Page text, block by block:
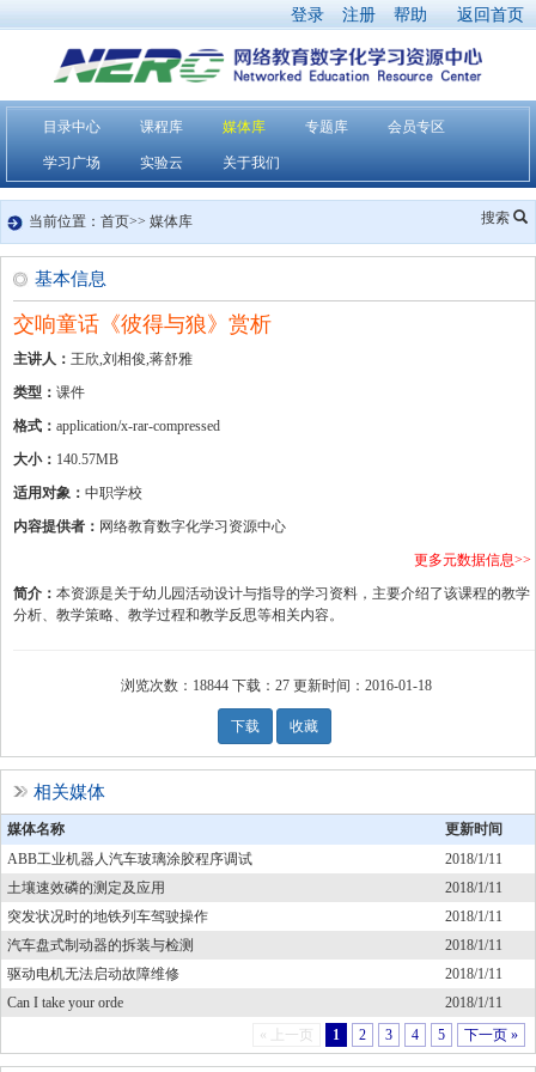
登录 注册 帮助 返回首页
目录中心 课程库 媒体库 专题库 会员专区
学习广场 实验云 关于我们
当前位置：首页>> 媒体库 搜索
基本信息
交响童话《彼得与狼》赏析
主讲人： 王欣,刘相俊,蒋舒雅
类型： 课件
格式： application/x-rar-compressed
大小： 140.57MB
适用对象： 中职学校
内容提供者： 网络教育数字化学习资源中心
更多元数据信息>>
简介： 本资源是关于幼儿园活动设计与指导的学习资料，主要介绍了该课程的教学
分析、教学策略、教学过程和教学反思等相关内容。
浏览次数： 18844下载： 27更新时间： 2016-01-18
下载 收藏
相关媒体
媒体名称
更新时间
ABB工业机器人汽车玻璃涂胶程序调试
2018/1/11
土壤速效磷的测定及应用
2018/1/11
突发状况时的地铁列车驾驶操作
2018/1/11
汽车盘式制动器的拆装与检测
2018/1/11
驱动电机无法启动故障维修
2018/1/11
Can I take your orde
2018/1/11
« 上一页
1 2 3 4 5 下一页 »